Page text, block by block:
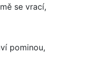
se vrací,
pominou,